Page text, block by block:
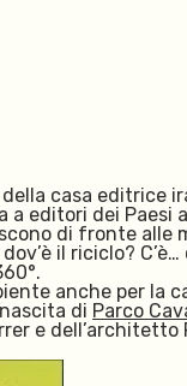
casa editrice
a editori dei Paesi
di fronte
il riciclo?
anche per la
di Parco
e dell’architetto